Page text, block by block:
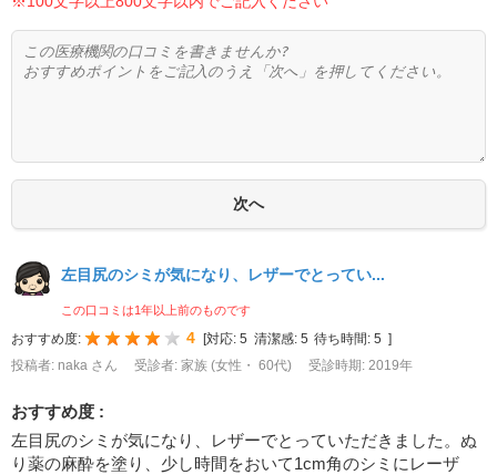
左目尻のシミが気になり、レザーでとってい...
この口コミは1年以上前のものです
おすすめ度: 4 対応: 5 清潔感: 5 待ち時間: 5
投稿者: naka さん
受診者: 家族 (女性・ 60代) 受診時期: 2019年
おすすめ度 :
左目尻のシミが気になり、レザーでとっていただきました。ぬ
り薬の麻酔を塗り、少し時間をおいて1cm角のシミにレーザ